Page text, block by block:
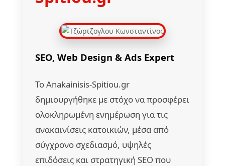
SEO, Web Design & Ads Expert
Το Anakainisis-Spitiou.gr
δημιουργήθηκε με στόχο να προσφέρει
ολοκληρωμένη ενημέρωση για τις
ανακαινίσεις κατοικιών, μέσα από
σύγχρονο σχεδιασμό, υψηλές
επιδόσεις και στρατηγική SEO που